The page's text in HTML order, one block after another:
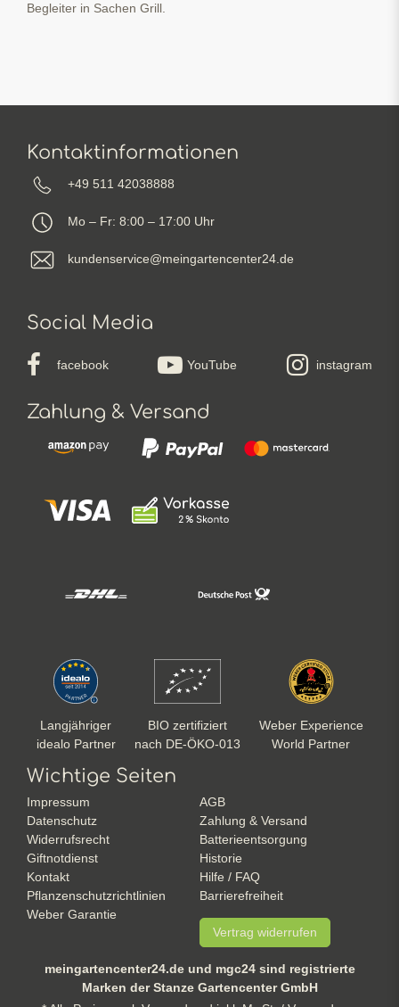
Begleiter in Sachen Grill.
Kontaktinformationen
+49 511 42038888
Mo – Fr: 8:00 – 17:00 Uhr
kundenservice@meingartencenter24.de
Social Media
facebook YouTube instagram
Zahlung & Versand
Langjähriger
idealo Partner
BIO zertifiziert
nach DE-ÖKO-013
Weber Experience
World Partner
Wichtige Seiten
Impressum
AGB
Datenschutz
Zahlung & Versand
Widerrufsrecht
Batterieentsorgung
Giftnotdienst
Historie
Kontakt
Hilfe / FAQ
Pflanzenschutzrichtlinien
Barrierefreiheit
Weber Garantie
Vertrag widerrufen
meingartencenter24.de und mgc24 sind registrierte
Marken der Stanze Gartencenter GmbH